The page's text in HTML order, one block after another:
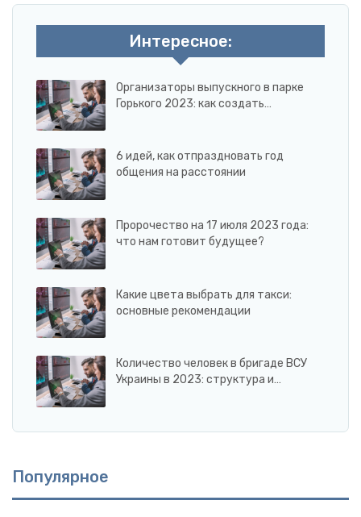
Интересное:
Организаторы выпускного в парке
Горького 2023: как создать…
6 идей, как отпраздновать год
общения на расстоянии
Пророчество на 17 июля 2023 года:
что нам готовит будущее?
Какие цвета выбрать для такси:
основные рекомендации
Количество человек в бригаде ВСУ
Украины в 2023: структура и…
Популярное